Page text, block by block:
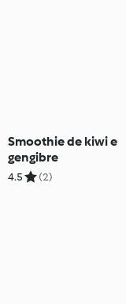
Smoothie de kiwi e
gengibre
4.5 (2)